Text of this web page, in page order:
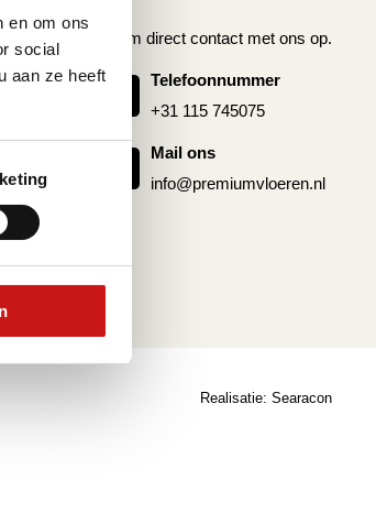
en om ons
social
aan ze heeft
Neem direct contact met ons op.
Telefoonnummer
+31 115 745075
Mail ons
info@premiumvloeren.nl
Realisatie: Searacon